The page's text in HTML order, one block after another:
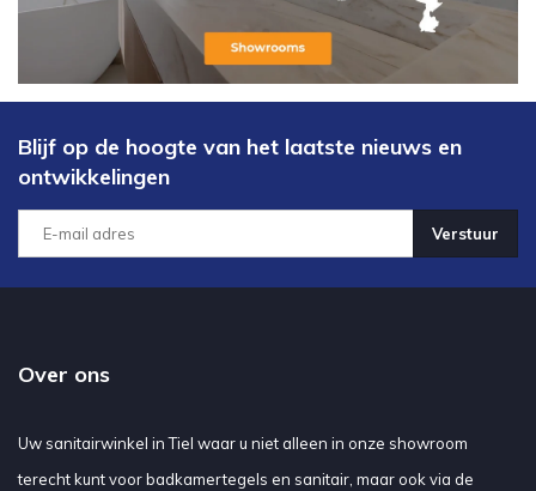
Blijf op de hoogte van het laatste nieuws en
ontwikkelingen
Verstuur
Over ons
Uw sanitairwinkel in Tiel waar u niet alleen in onze showroom
terecht kunt voor badkamertegels en sanitair, maar ook via de